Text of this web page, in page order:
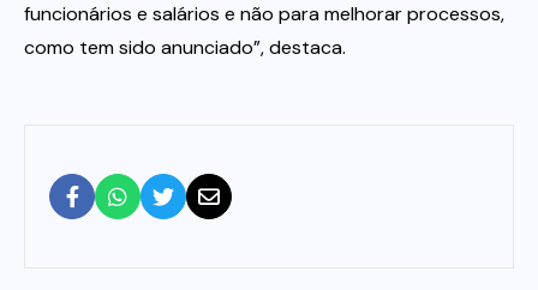
funcionários e salários e não para melhorar processos,
como tem sido anunciado”, destaca.